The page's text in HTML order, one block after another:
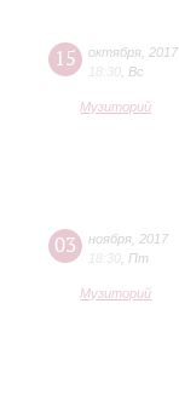
15 октября 2017
18:30 Вс
Музиторий
03 ноября 2017
18:30 Пт
Музиторий